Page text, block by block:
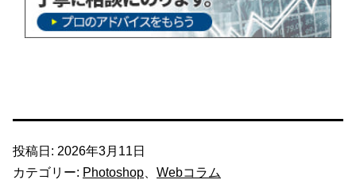
投稿日: 2026年3月11日
カテゴリー: Photoshop Webコラム